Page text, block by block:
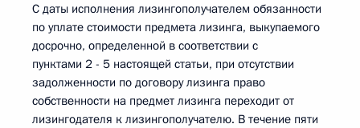
С даты исполнения лизингополучателем обязанности
по уплате стоимости предмета лизинга, выкупаемого
досрочно, определенной в соответствии с
пунктами 2 - 5 настоящей статьи, при отсутствии
задолженности по договору лизинга право
собственности на предмет лизинга переходит от
лизингодателя к лизингополучателю. В течение пяти